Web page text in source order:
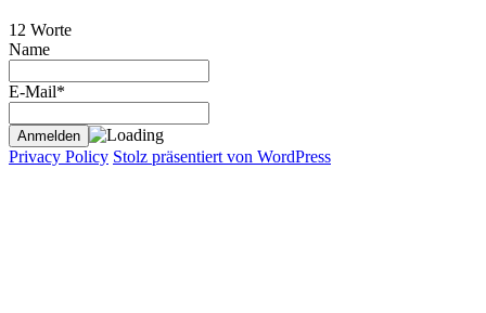
12 Worte
Name
E-Mail*
Privacy Policy Stolz präsentiert von WordPress